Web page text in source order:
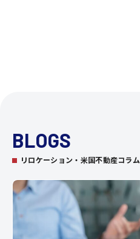
BLOGS
リロケーション・米国不動産コラム